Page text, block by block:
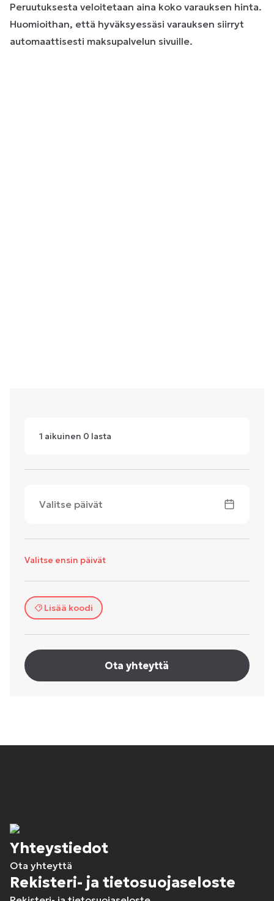
Peruutuksesta veloitetaan aina koko varauksen hinta.
Huomioithan, että hyväksyessäsi varauksen siirryt
automaattisesti maksupalvelun sivuille.
1 aikuinen 0 lasta
Valitse päivät
Valitse ensin päivät
Lisää koodi
Ota yhteyttä
Yhteystiedot
Ota yhteyttä
Rekisteri- ja tietosuojaseloste